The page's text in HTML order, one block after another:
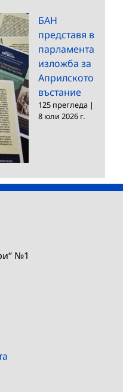
БАН
представя в
парламента
изложба за
Априлското
въстание
125 прегледа |
8 юли 2026 г.
№1